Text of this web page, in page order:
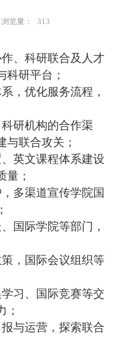
浏览量： 313
、科研联合及人才
科研平台；
，优化服务流程，
研机构的合作渠
与联合攻关；
英文课程体系建设
量；
多渠道宣传学院国
国际学院等部门，
，国际会议组织等
习、国际竞赛等交
；
与运营，探索联合